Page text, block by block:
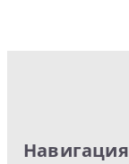
Навигация